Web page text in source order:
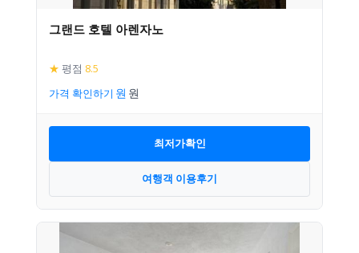
그랜드 호텔 아렌자노
★ 평점 8.5
가격 확인하기
최저가확인
여행객 이용후기